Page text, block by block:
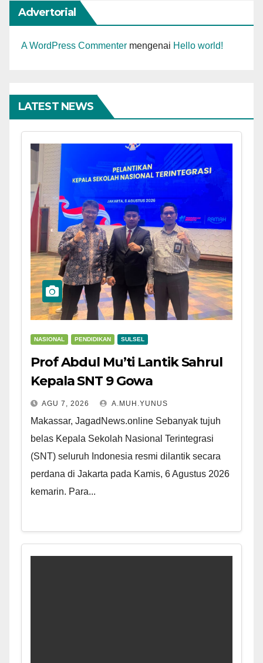
Advertorial
A WordPress Commenter mengenai Hello world!
LATEST NEWS
NASIONAL PENDIDIKAN SULSEL
Prof Abdul Mu’ti Lantik Sahrul
Kepala SNT 9 Gowa
AGU 7, 2026 A.MUH.YUNUS
Makassar, JagadNews.online Sebanyak tujuh
belas Kepala Sekolah Nasional Terintegrasi
(SNT) seluruh Indonesia resmi dilantik secara
perdana di Jakarta pada Kamis, 6 Agustus 2026
kemarin. Para...